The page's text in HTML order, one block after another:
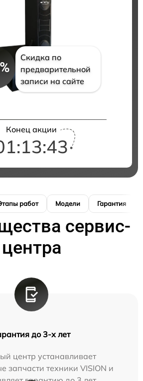
Скидка по
предварительной
записи на сайте
Конец акции
работ Модели Гарантия
сервис-
центра
до 3-х лет
центр устанавливает
запчасти техники VISION и